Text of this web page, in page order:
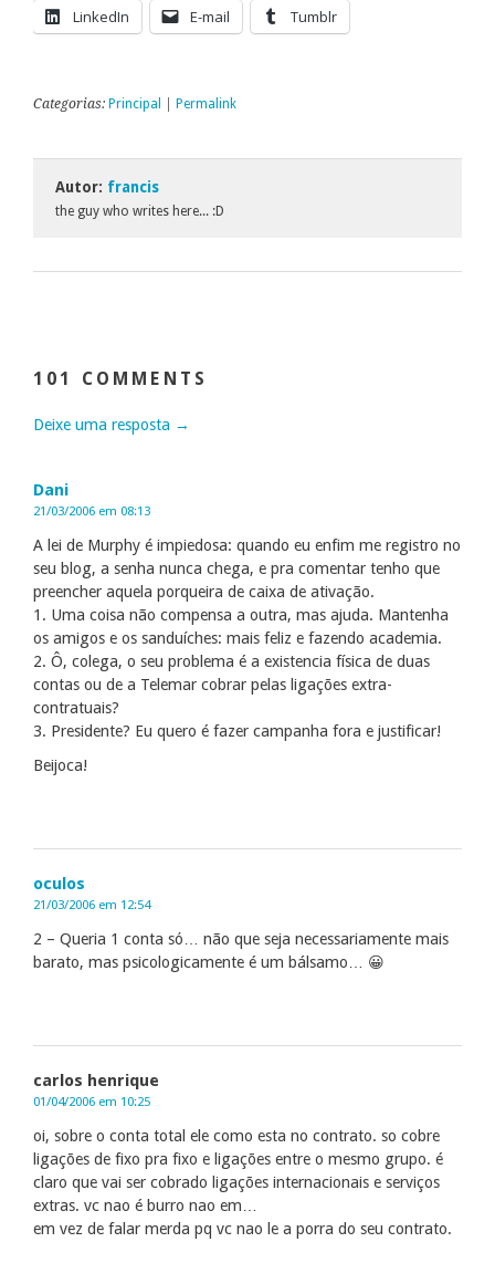
LinkedIn E-mail Tumblr
Categorias: Principal Permalink
Autor: francis
the guy who writes here... :D
101 COMMENTS
Deixe uma resposta →
Dani
21/03/2006 em 08:13
A lei de Murphy é impiedosa: quando eu enfim me registro no
seu blog, a senha nunca chega, e pra comentar tenho que
preencher aquela porqueira de caixa de ativação.
1. Uma coisa não compensa a outra, mas ajuda. Mantenha
os amigos e os sanduíches: mais feliz e fazendo academia.
2. Ô, colega, o seu problema é a existencia física de duas
contas ou de a Telemar cobrar pelas ligações extra-
contratuais?
3. Presidente? Eu quero é fazer campanha fora e justificar!
Beijoca!
oculos
21/03/2006 em 12:54
2 – Queria 1 conta só… não que seja necessariamente mais
barato, mas psicologicamente é um bálsamo… 😀
carlos henrique
01/04/2006 em 10:25
oi, sobre o conta total ele como esta no contrato. so cobre
ligações de fixo pra fixo e ligações entre o mesmo grupo. é
claro que vai ser cobrado ligações internacionais e serviços
extras. vc nao é burro nao em…
em vez de falar merda pq vc nao le a porra do seu contrato.